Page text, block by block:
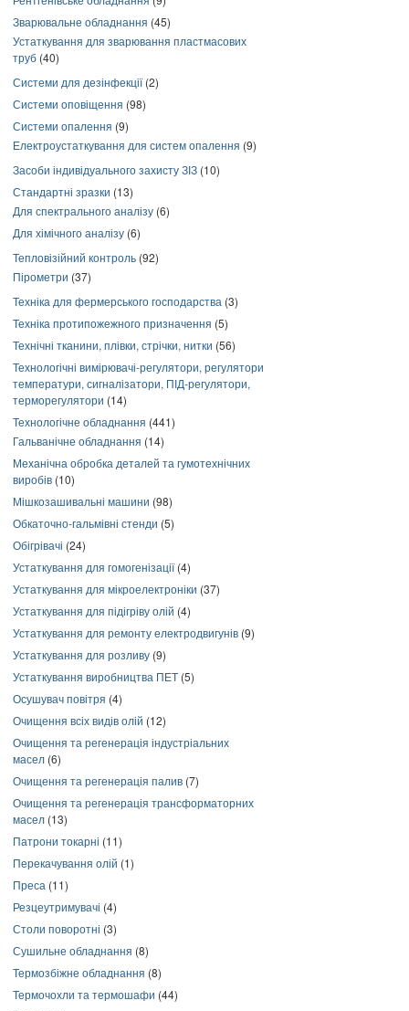
Зварювальне обладнання (45)
Устаткування для зварювання пластмасових
труб (40)
Системи для дезінфекції(2)
Системи оповіщення (98)
Системи опалення (9)
Електроустаткування для систем опалення (9)
Засоби індивідуального захисту ЗІЗ (10)
Стандартні зразки (13)
Для спектрального аналізу (6)
Для хімічного аналізу (6)
Тепловізійний контроль (92)
Пірометри (37)
Техніка для фермерського господарства (3)
Техніка протипожежного призначення (5)
Технічні тканини, плівки, стрічки, нитки (56)
Технологічні вимірювачі-регулятори, регулятори
температури, сигналізатори, ПІД-регулятори,
терморегулятори (14)
Технологічне обладнання (441)
Гальванічне обладнання (14)
Механічна обробка деталей та гумотехнічних
виробів (10)
Мішкозашивальні машини (98)
Обкаточно-гальмівні стенди (5)
Обігрівачі (24)
Устаткування для гомогенізації(4)
Устаткування для мікроелектроніки (37)
Устаткування для підігріву олій (4)
Устаткування для ремонту електродвигунів (9)
Устаткування для розливу (9)
Устаткування виробництва ПЕТ (5)
Осушувач повітря (4)
Очищення всіх видів олій (12)
Очищення та регенерація індустріальних
масел (6)
Очищення та регенерація палив (7)
Очищення та регенерація трансформаторних
масел (13)
Патрони токарні (11)
Перекачування олій (1)
Преса (11)
Резцеутримувачі (4)
Столи поворотні (3)
Сушильне обладнання (8)
Термозбіжне обладнання (8)
Термочохли та термошафи (44)